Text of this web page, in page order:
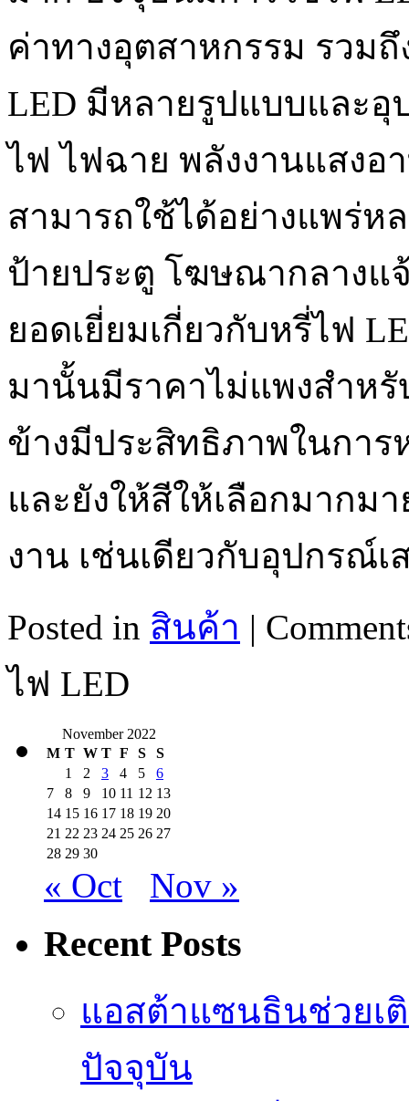
ค่าทางอุตสาหกรรม รวม
LED มีหลายรูปแบบและ
ไฟ ไฟฉาย พลังงานแสงอ
สามารถใช้ได้อย่างแพร่ห
ป้ายประตู โฆษณากลางแ
ยอดเยี่ยมเกี่ยวกับหรี่ไฟ
มานั้นมีราคาไม่แพงสำห
ข้างมีประสิทธิภาพในการ
และยังให้สีให้เลือกมากม
งาน เช่นเดียวกับอุปกรณ์
Posted in สินค้า |
ไฟ LED
November 2022
M T W T F S
S
1
2 3 4 5
6
7
8 9 10 11 12 13
14 15 16 17 18 19 20
21 22 23 24 25 26 27
28 29 30
« Oct Nov »
Recent Posts
แอสต้าแซนธินช่วยเ
ปัจจุบัน